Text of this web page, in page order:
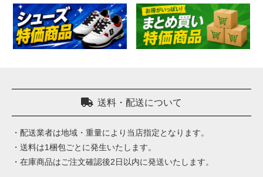
送料・配送について
・配送業者は地域・重量により当店指定となります。
・送料は1梱包ごとに発生いたします。
・在庫商品はご注文確認後2日以内に発送いたします。